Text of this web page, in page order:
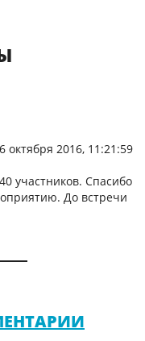
октября 2016, 11:21:59
участников. Спасибо
До встречи